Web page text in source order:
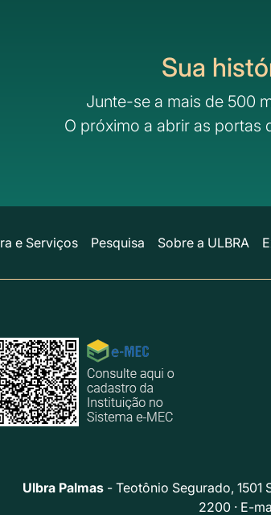
Sua
Junte-se a mais de 500
O próximo a abrir as portas
e Serviços Pesquisa Sobre a ULBRA
Ulbra Palmas- Teotônio Segurado, 1501
2200 · E-